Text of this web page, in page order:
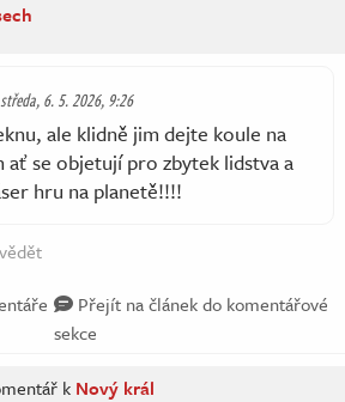
středa, 6. 5. 2026, 9:26
ale klidně jim dejte koule na
ať se objetují pro zbytek lidstva a
hru na planetě!!!!
Přejít na článek do komentářové
sekce
k Nový král